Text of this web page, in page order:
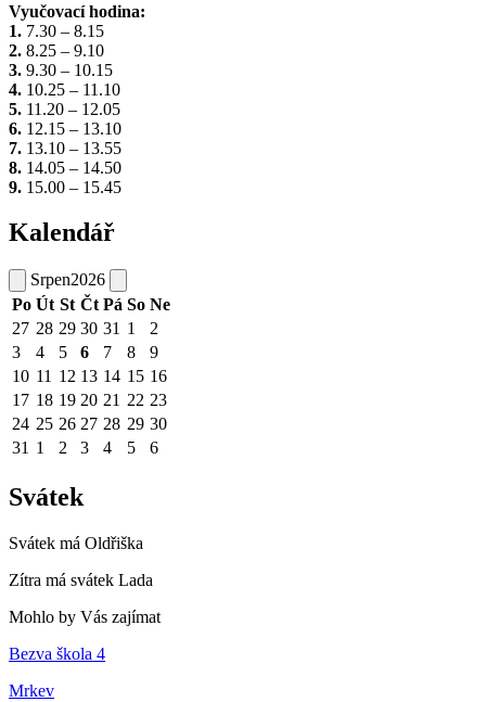
Vyučovací hodina:
1. 7.30 – 8.15
2. 8.25 – 9.10
3. 9.30 – 10.15
4. 10.25 – 11.10
5. 11.20 – 12.05
6. 12.15 – 13.10
7. 13.10 – 13.55
8. 14.05 – 14.50
9. 15.00 – 15.45
Kalendář
Srpen2026
Po Út St Čt Pá So Ne
27 28 29 30 31 1
2
3
4 5 6 7 8
9
10 11 12 13 14 15 16
17 18 19 20 21 22 23
24 25 26 27 28 29 30
31 1 2 3 4 5 6
Svátek
Svátek má Oldřiška
Zítra má svátek Lada
Mohlo by Vás zajímat
Bezva škola 4
Mrkev